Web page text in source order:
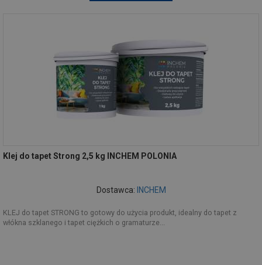
Klej do tapet Strong 2,5 kg INCHEM POLONIA
Dostawca: INCHEM
KLEJ do tapet STRONG to gotowy do użycia produkt, idealny do tapet z
włókna szklanego i tapet ciężkich o gramaturze...